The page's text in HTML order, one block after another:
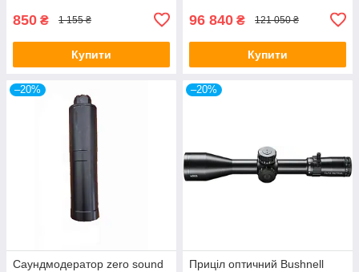
850 ₴ 1 155 ₴
Купити
96 840 ₴ 121 050 ₴
Купити
–20%
Саундмодератор zero sound
–20%
Приціл оптичний Bushnell